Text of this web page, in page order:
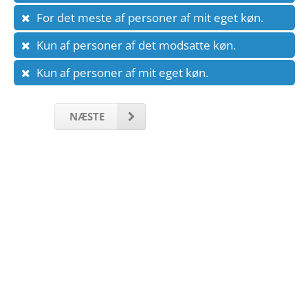
For det meste af personer af mit eget køn.
Kun af personer af det modsatte køn.
Kun af personer af mit eget køn.
NÆSTE